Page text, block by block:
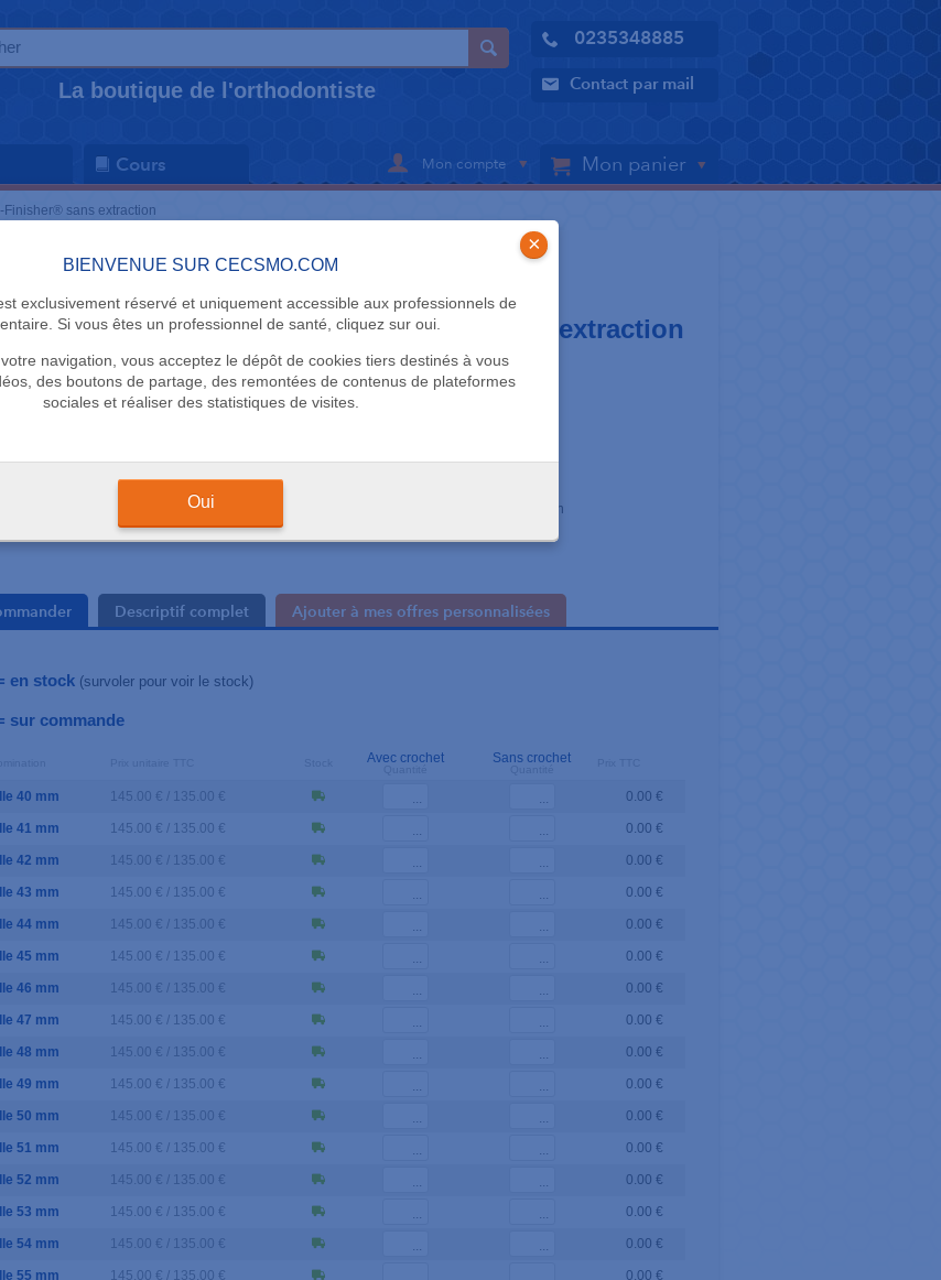
La boutique de l'orthodontiste
0235348885
Contact par mail
Cours Mon compte Mon panier
BIENVENUE SUR CECSMO.COM
exclusivement réservé et uniquement accessible aux professionnels de
Si vous êtes un professionnel de santé, cliquez sur oui.
navigation, vous acceptez le dépôt de cookies tiers destinés à vous
des boutons de partage, des remontées de contenus de plateformes
sociales et réaliser des statistiques de visites.
×
Oui
Finisher® sans extraction
PRE-FINISHER®
Pre-Finisher® sans extraction
TP Orthodontics
Trous d'aération pour aider à la respiration
Descriptif complet Ajouter à mes offres personnalisées
en stock (survoler pour voir le stock)
sur commande
Avec crochet Sans crochet
40 mm 145.00 € / 135.00 € 0.00 €
41 mm 145.00 € / 135.00 € 0.00 €
42 mm 145.00 € / 135.00 € 0.00 €
43 mm 145.00 € / 135.00 € 0.00 €
44 mm 145.00 € / 135.00 € 0.00 €
45 mm 145.00 € / 135.00 € 0.00 €
46 mm 145.00 € / 135.00 € 0.00 €
47 mm 145.00 € / 135.00 € 0.00 €
48 mm 145.00 € / 135.00 € 0.00 €
49 mm 145.00 € / 135.00 € 0.00 €
50 mm 145.00 € / 135.00 € 0.00 €
51 mm 145.00 € / 135.00 € 0.00 €
52 mm 145.00 € / 135.00 € 0.00 €
53 mm 145.00 € / 135.00 € 0.00 €
54 mm 145.00 € / 135.00 € 0.00 €
55 mm 145.00 € / 135.00 € 0.00 €